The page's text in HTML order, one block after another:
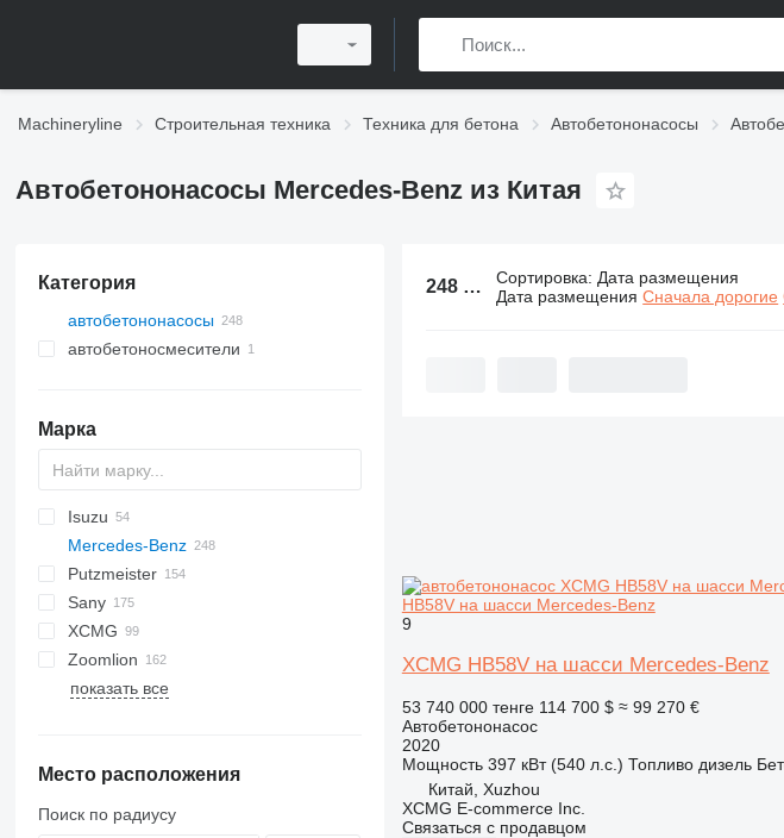
Machineryline Строительная техника Техника для бетона Автобетононасосы
Автобетононасосы Mercedes-Benz из Китая
Категория
автобетононасосы
автобетоносмесители
Марка
DFL
HM
700
ZZ
Isuzu
CYZ
Mercedes-Benz
Actros
Actros 3240
Actros 3341
Actros 3343
Actros 3344
Actros 4143
Arocs
Arocs 3343
Arocs 4143
Arocs 4146
Putzmeister
BSF
M-series
Sany
SYG
P-series
C
FM
FMX
XCMG
HB
Zoomlion
ZLJ
показать все
Место расположения
Поиск по радиусу
248 объявлений: Автобетононасосы
Сортировка: Дата размещения
Дата размещения Сначала дорогие
HB58V на шасси Mercedes-Benz
9
XCMG HB58V на шасси Mercedes-Benz
53 740 000 тенге 114 700 $ ≈ 99 270 €
Автобетононасос
2020
Мощность 397 кВт (540 л.с.) Топливо дизель
Китай, Xuzhou
XCMG E-commerce Inc.
Связаться с продавцом